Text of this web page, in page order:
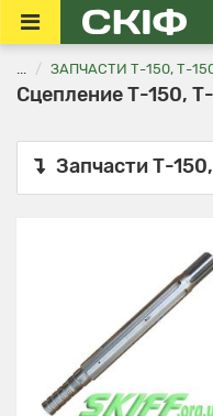
... ЗАПЧАСТИ Т-150, Т-
Сцепление Т-150,
Запчасти Т-